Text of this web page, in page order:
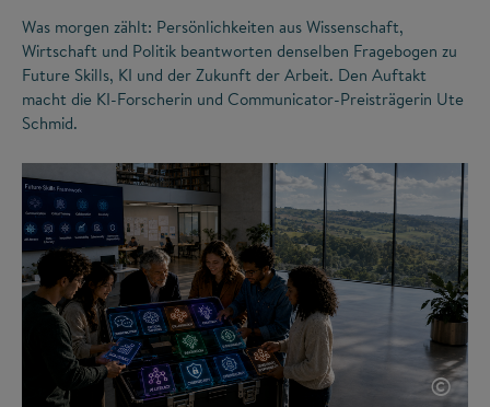
Was morgen zählt: Persönlichkeiten aus Wissenschaft,
Wirtschaft und Politik beantworten denselben Fragebogen zu
Future Skills, KI und der Zukunft der Arbeit. Den Auftakt
macht die KI-Forscherin und Communicator-Preisträgerin Ute
Schmid.
©